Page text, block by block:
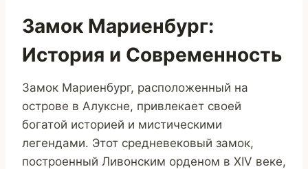
Замок Мариенбург:
История и Современность
Замок Мариенбург, расположенный на
острове в Алуксне, привлекает своей
богатой историей и мистическими
легендами. Этот средневековый замок,
построенный Ливонским орденом в XIV веке,